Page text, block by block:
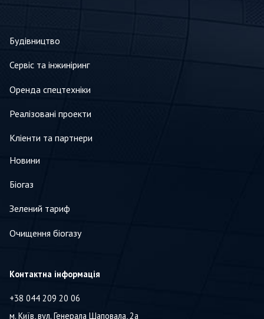
Будівництво
Сервіс та інжиніринг
Оренда спецтехніки
Реалізовані проекти
Кліенти та партнери
Новини
Біогаз
Зелений тариф
Очищення біогазу
Контактна інформація
+38 044 209 20 06
м. Київ, вул. Генерала Шаповала, 2а